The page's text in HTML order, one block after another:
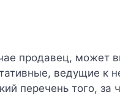
продавец, может
ведущие к
перечень того, за